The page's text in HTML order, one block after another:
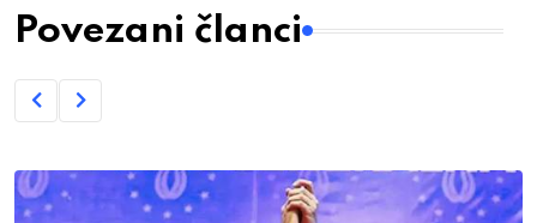
Povezani članci